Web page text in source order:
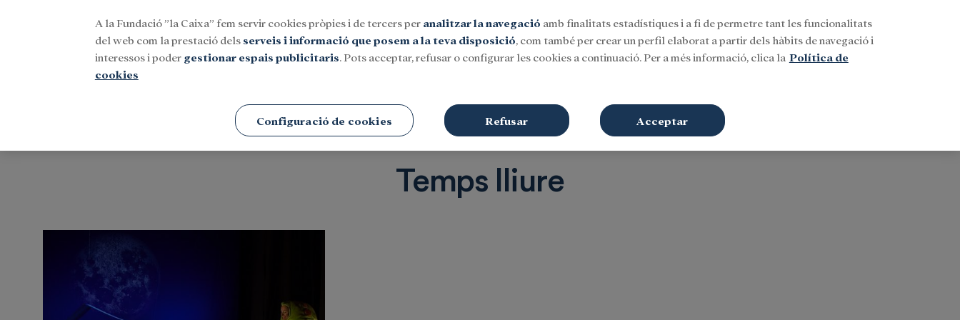
Iniciar sessió Buscar
Temps lliure
A la Fundació ”la Caixa” fem servir cookies pròpies i de tercers per analitzar la navegació amb finalitats estadístiques i a fi de permetre tant les funcionalitats
del web com la prestació dels serveis i informació que posem a la teva disposició, com també per crear un perfil elaborat a partir dels hàbits de navegació i
interessos i poder gestionar espais publicitaris. Pots acceptar, refusar o configurar les cookies a continuació. Per a més informació, clica la Política de
cookies
Configuració de cookies Refusar Acceptar